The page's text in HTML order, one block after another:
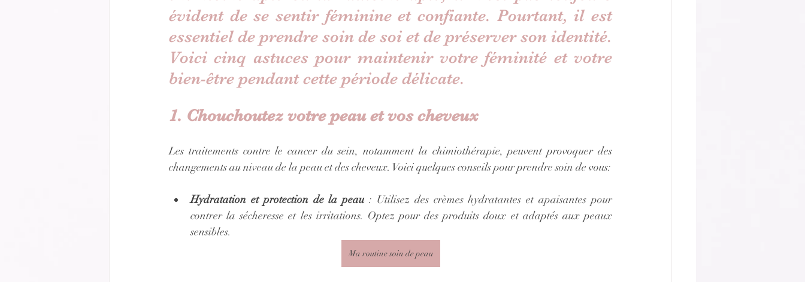
évident de se sentir féminine et confiante. Pourtant, il est
essentiel de prendre soin de soi et de préserver son identité.
Voici cinq astuces pour maintenir votre féminité et votre
bien-être pendant cette période délicate.
1. Chouchoutez votre peau et vos cheveux
Les traitements contre le cancer du sein, notamment la chimiothérapie, peuvent provoquer des
changements au niveau de la peau et des cheveux. Voici quelques conseils pour prendre soin de vous:
Hydratation et protection de la peau : Utilisez des crèmes hydratantes et apaisantes pour
contrer la sécheresse et les irritations. Optez pour des produits doux et adaptés aux peaux
sensibles.
Ma routine soin de peau